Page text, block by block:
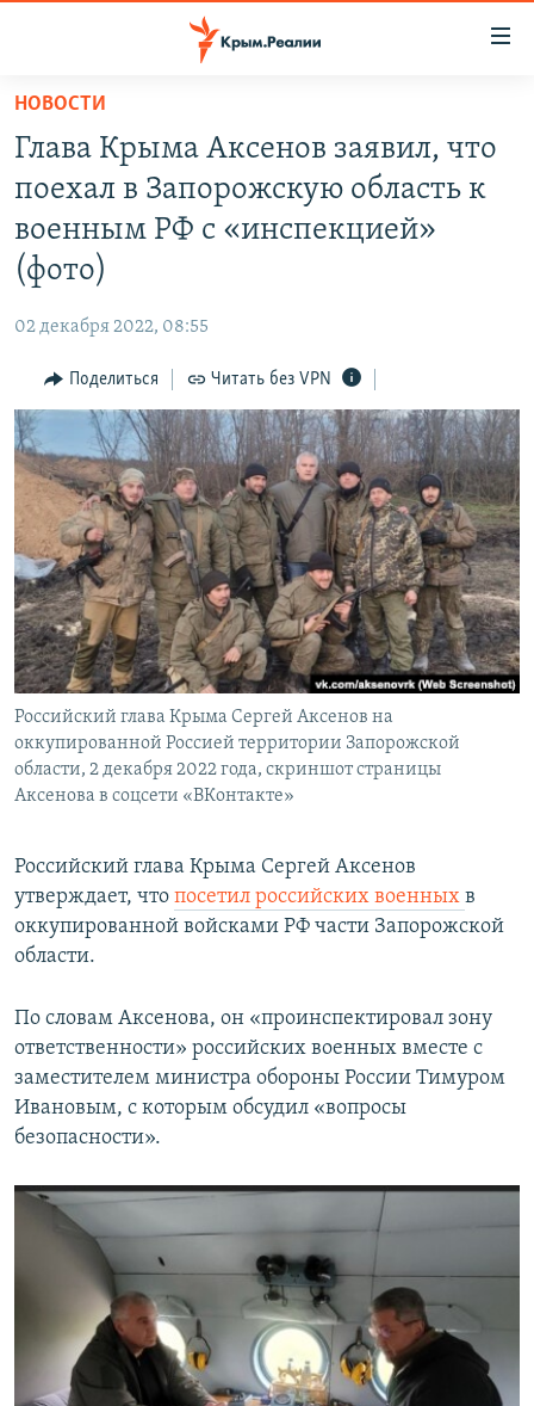
Вернуться
основному
содержанию
главной
Вернутся
поиску
СПЕЦПРОЕКТЫ
КАРТА ВОЕННЫХ ОБЪЕКТОВ КРЫМА
ИСТОРИЯ
ИНТЕРАКТИВ
ИНФОГРАФИКА
ТЕЛЕПРОЕКТ КРЫМ.РЕАЛИИ
СОВЕТЫ ПРАВОЗАЩИТНИКОВ
ПРОПАВШИЕ БЕЗ ВЕСТИ
ПОБЕДИТЕЛЕЙ НЕ СУДЯТ?
КРЫМ.НЕПОКОРЕННЫЙ
ELIFBE
УКРАИНСКАЯ ПРОБЛЕМА КРЫМА
РАДІО СВОБОДА
КАК ОБОЙТИ БЛОКИРОВКУ
Українською
Qırımtatar
ПРИСОЕДИНЯЙТЕСЬ!
Все сайты RFE/RL
НОВОСТИ
Глава Крыма Аксенов заявил, что
поехал в Запорожскую область к
военным РФ с «инспекцией»
(фото)
02 декабря 2022, 08:55
Поделиться Читать без VPN
Российский глава Крыма Сергей Аксенов на
оккупированной Россией территории Запорожской
области, 2 декабря 2022 года, скриншот страницы
Аксенова в соцсети «ВКонтакте»
Российский глава Крыма Сергей Аксенов
утверждает, что посетил российских военных в
оккупированной войсками РФ части Запорожской
области.
По словам Аксенова, он «проинспектировал зону
ответственности» российских военных вместе с
заместителем министра обороны России Тимуром
Ивановым, с которым обсудил «вопросы
безопасности».